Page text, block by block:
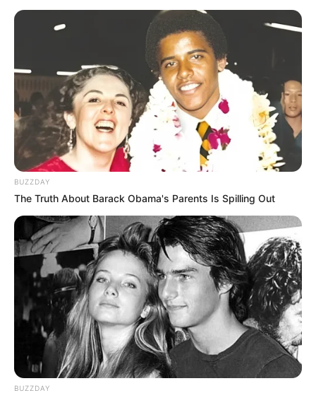
8 Kata Lucu Seputar Malam
Minggu ala Jomblo yang Bikin
Ngenes
10 Desain Kanopi Tempat
Tidur, Serasa Beristirahat di
Kamar Raja
BUZZDAY
The Truth About Barack Obama's Parents Is Spilling Out
BUZZDAY